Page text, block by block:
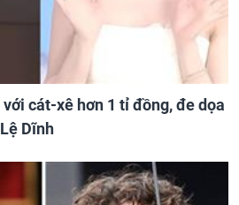
cát-xê hơn 1 tỉ đồng, đe dọa
Dĩnh